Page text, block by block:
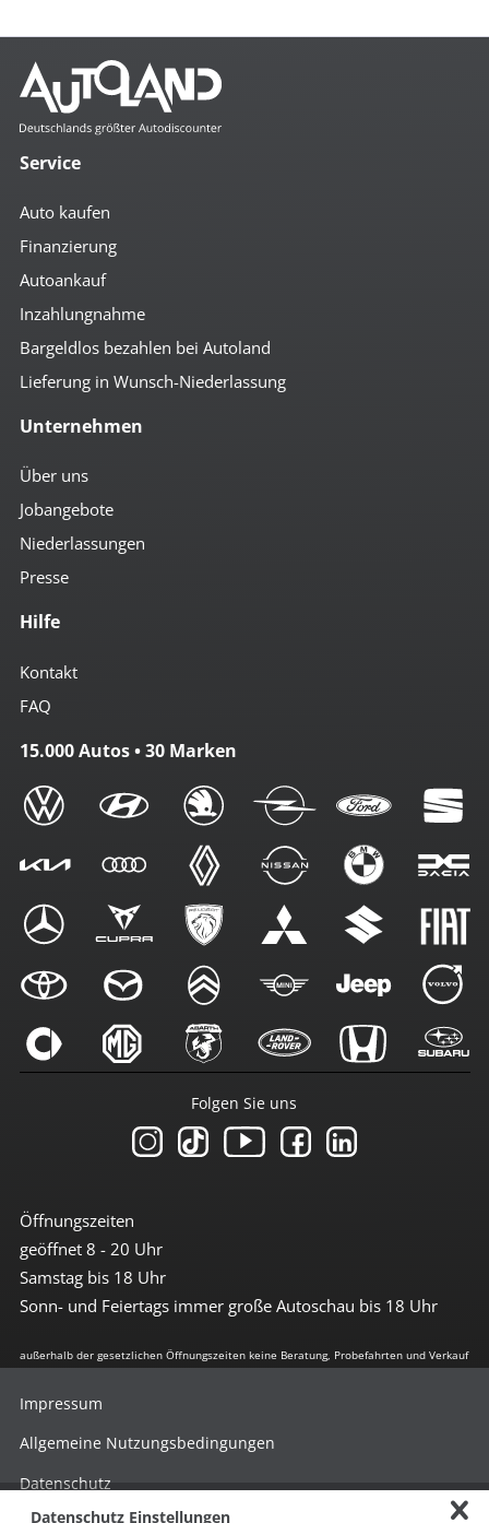
Service
Auto kaufen
Finanzierung
Autoankauf
Inzahlungnahme
Bargeldlos bezahlen bei Autoland
Lieferung in Wunsch-Niederlassung
Unternehmen
Über uns
Jobangebote
Niederlassungen
Presse
Hilfe
Kontakt
FAQ
15.000 Autos • 30 Marken
Öffnungszeiten
geöffnet 8 - 20 Uhr
Samstag bis 18 Uhr
Sonn- und Feiertags immer große Autoschau bis 18 Uhr
Folgen Sie uns
außerhalb der gesetzlichen Öffnungszeiten keine Beratung, Probefahrten und Verkauf
Impressum
Allgemeine Nutzungsbedingungen
Datenschutz
Datenschutz Einstellungen